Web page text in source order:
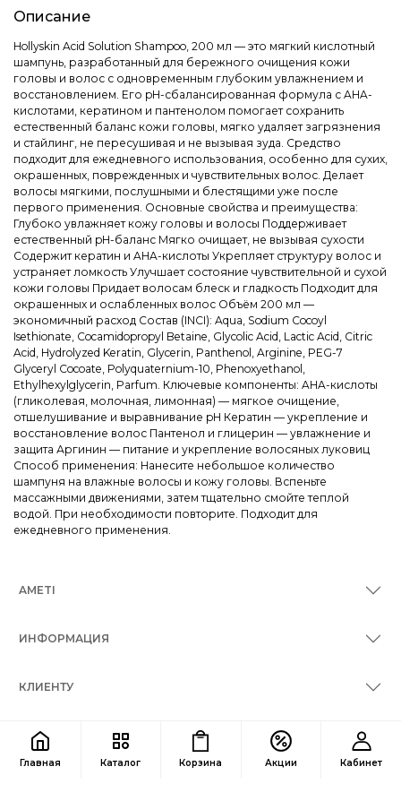
Главная Каталог Корзина Акции Кабинет
Описание
Hollyskin Acid Solution Shampoo, 200 мл — это мягкий кислотный
шампунь, разработанный для бережного очищения кожи
головы и волос с одновременным глубоким увлажнением и
восстановлением. Его pH-сбалансированная формула с AHA-
кислотами, кератином и пантенолом помогает сохранить
естественный баланс кожи головы, мягко удаляет загрязнения
и стайлинг, не пересушивая и не вызывая зуда. Средство
подходит для ежедневного использования, особенно для сухих,
окрашенных, поврежденных и чувствительных волос. Делает
волосы мягкими, послушными и блестящими уже после
первого применения. Основные свойства и преимущества:
Глубоко увлажняет кожу головы и волосы Поддерживает
естественный pH-баланс Мягко очищает, не вызывая сухости
Содержит кератин и AHA-кислоты Укрепляет структуру волос и
устраняет ломкость Улучшает состояние чувствительной и сухой
кожи головы Придает волосам блеск и гладкость Подходит для
окрашенных и ослабленных волос Объём 200 мл —
экономичный расход Состав (INCI): Aqua, Sodium Cocoyl
Isethionate, Cocamidopropyl Betaine, Glycolic Acid, Lactic Acid, Citric
Acid, Hydrolyzed Keratin, Glycerin, Panthenol, Arginine, PEG-7
Glyceryl Cocoate, Polyquaternium-10, Phenoxyethanol,
Ethylhexylglycerin, Parfum. Ключевые компоненты: AHA-кислоты
(гликолевая, молочная, лимонная) — мягкое очищение,
отшелушивание и выравнивание pH Кератин — укрепление и
восстановление волос Пантенол и глицерин — увлажнение и
защита Аргинин — питание и укрепление волосяных луковиц
Способ применения: Нанесите небольшое количество
шампуня на влажные волосы и кожу головы. Вспеньте
массажными движениями, затем тщательно смойте теплой
водой. При необходимости повторите. Подходит для
ежедневного применения.
AMETI
ИНФОРМАЦИЯ
КЛИЕНТУ
КОНТАКТЫ